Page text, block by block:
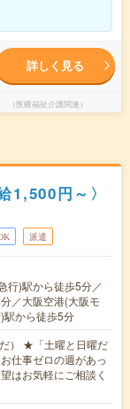
詳しく見る
医療福祉介護関連）
1,500円～〉
派遣
行)駅から徒歩5分／
／大阪空港(大阪モ
駅から徒歩5分
） ★「土曜と日曜だ
仕事ゼロの週があっ
はお気軽にご相談く